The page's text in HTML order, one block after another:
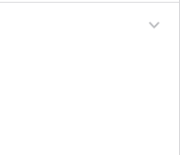
expand_more